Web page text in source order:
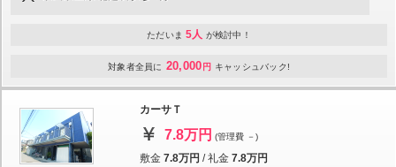
ただいま 5人 が検討中！
対象者全員に 20,000 円 キャッシュバック!
カーサＴ
7.8万円 (管理費 －)
敷金 7.8万円 /礼金 7.8万円